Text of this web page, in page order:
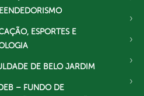
ESPORTES E
DE BELO JARDIM
– FUNDO DE